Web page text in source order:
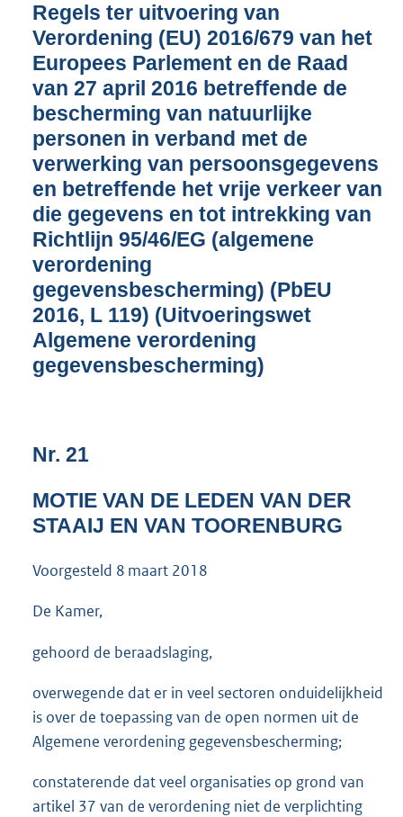
g
r
o
t
t
:
3
8
b
Regels ter uitvoering van
Verordening (EU) 2016/679 van het
Europees Parlement en de Raad
van 27 april 2016 betreffende de
bescherming van natuurlijke
personen in verband met de
verwerking van persoonsgegevens
en betreffende het vrije verkeer van
die gegevens en tot intrekking van
Richtlijn 95/46/EG (algemene
verordening
gegevensbescherming) (PbEU
2016, L 119) (Uitvoeringswet
Algemene verordening
gegevensbescherming)
Nr. 21
MOTIE VAN DE LEDEN VAN DER
STAAIJ EN VAN TOORENBURG
Voorgesteld 8 maart 2018
De Kamer,
gehoord de beraadslaging,
overwegende dat er in veel sectoren onduidelijkheid
is over de toepassing van de open normen uit de
Algemene verordening gegevensbescherming;
constaterende dat veel organisaties op grond van
artikel 37 van de verordening niet de verplichting